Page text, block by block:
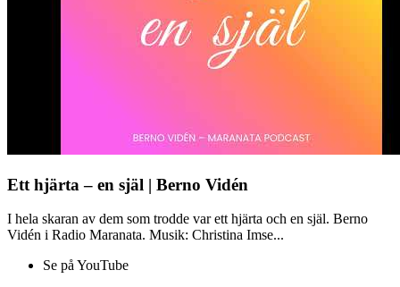
Ett hjärta – en själ | Berno Vidén
I hela skaran av dem som trodde var ett hjärta och en själ. Berno
Vidén i Radio Maranata. Musik: Christina Imse...
Se på YouTube